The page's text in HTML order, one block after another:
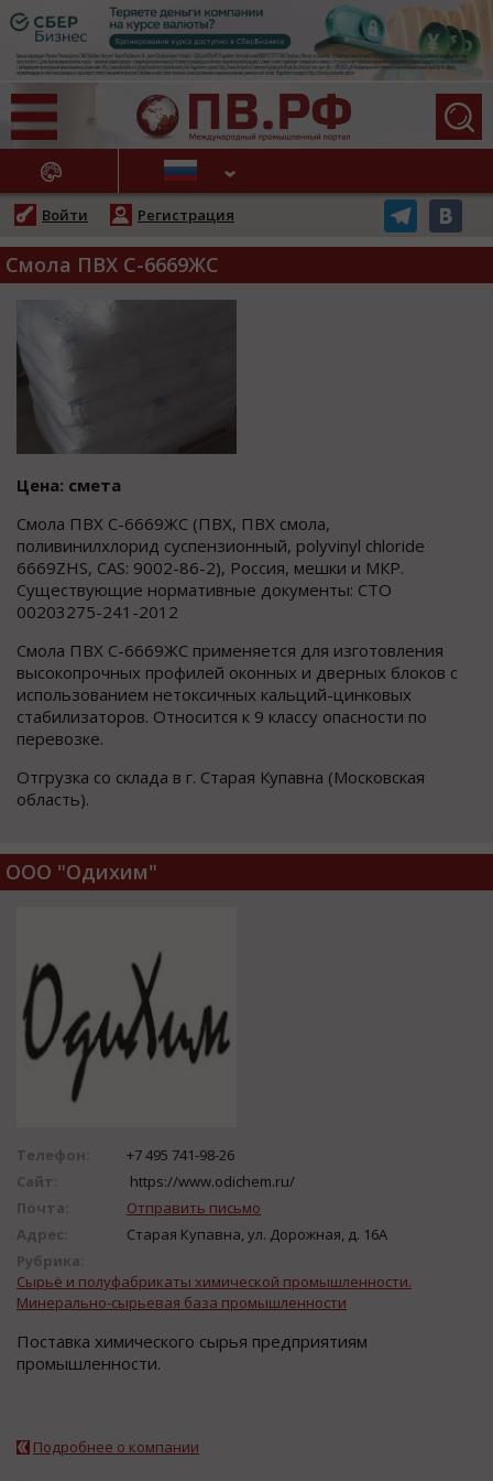
НОВОСТИ
Войти Регистрация
Смола ПВХ С-6669ЖС
Цена: смета
Смола ПВХ С-6669ЖС (ПВХ, ПВХ смола,
поливинилхлорид суспензионный, polyvinyl chloride
6669ZHS, CAS: 9002-86-2), Россия, мешки и МКР.
Существующие нормативные документы: СТО
00203275-241-2012
Смола ПВХ С-6669ЖС применяется для изготовления
высокопрочных профилей оконных и дверных блоков с
использованием нетоксичных кальций-цинковых
стабилизаторов. Относится к 9 классу опасности по
перевозке.
Отгрузка со склада в г. Старая Купавна (Московская
область).
ООО "Одихим"
Телефон:
+7 495 741-98-26
Сайт:
https://www.odichem.ru/
Почта:
Отправить письмо
Адрес:
Старая Купавна, ул. Дорожная, д. 16А
Рубрика:
Сырьё и полуфабрикаты химической промышленности.
Минерально-сырьевая база промышленности
Поставка химического сырья предприятиям
промышленности.
Подробнее о компании